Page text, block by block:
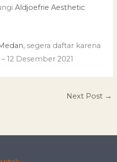
Aldjoefrie Aesthetic
, segera daftar karena
12 Desember 2021
Next Post →